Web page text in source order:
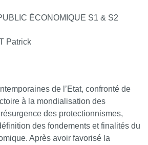
ÉCONOMIQUE S1 & S2
Patrick
de l’Etat, confronté de
à la mondialisation des
des protectionnismes,
des fondements et finalités du
Après avoir favorisé la